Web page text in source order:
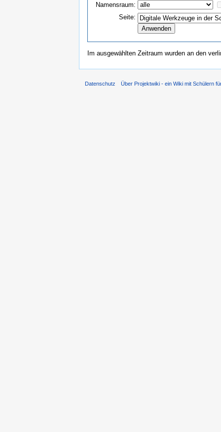
Namensraum:
Seite:
Im ausgewählten Zeitraum wurden an den
Datenschutz Über Projektwiki - ein Wiki mit Schülern